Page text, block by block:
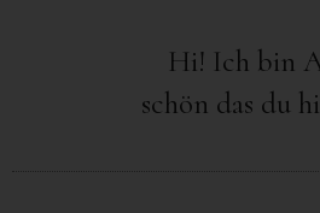
Hi! Ich bin
schön das du